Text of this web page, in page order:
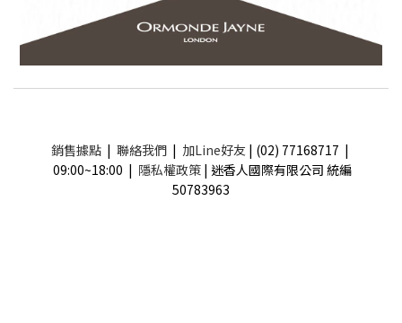
銷售據點| 聯絡我們| 加Line好友 | (02) 77168717 |
09:00~18:00 | 隱私權政策 | 迷香人國際有限公司 統編
50783963